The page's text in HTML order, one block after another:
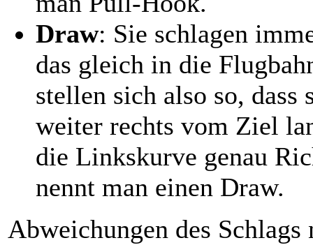
Draw: Sie schlagen
das gleich in die
stellen sich also so, dass
weiter rechts vom Ziel
die Linkskurve genau
nennt man einen Draw.
Abweichungen des Schlags